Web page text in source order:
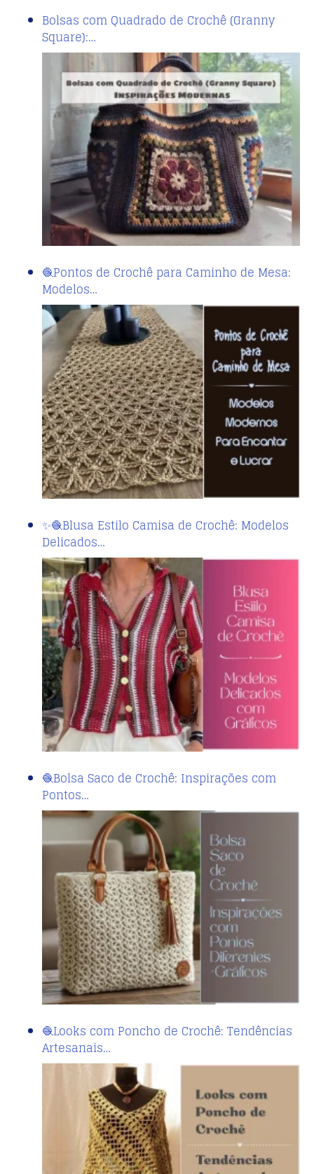
Bolsas com Quadrado de Crochê (Granny
Square):…
🧶Pontos de Crochê para Caminho de Mesa:
Modelos…
✨🧶Blusa Estilo Camisa de Crochê: Modelos
Delicados…
🧶Bolsa Saco de Crochê: Inspirações com
Pontos…
🧶Looks com Poncho de Crochê: Tendências
Artesanais…